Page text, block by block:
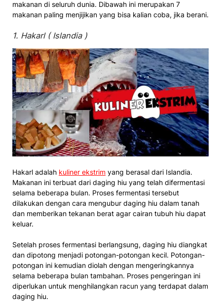
makanan di seluruh dunia. Dibawah ini merupakan 7
makanan paling menjijikan yang bisa kalian coba, jika berani.
1. Hakarl ( Islandia )
Hakarl adalah kuliner ekstrim yang berasal dari Islandia.
Makanan ini terbuat dari daging hiu yang telah difermentasi
selama beberapa bulan. Proses fermentasi tersebut
dilakukan dengan cara mengubur daging hiu dalam tanah
dan memberikan tekanan berat agar cairan tubuh hiu dapat
keluar.
Setelah proses fermentasi berlangsung, daging hiu diangkat
dan dipotong menjadi potongan-potongan kecil. Potongan-
potongan ini kemudian diolah dengan mengeringkannya
selama beberapa bulan tambahan. Proses pengeringan ini
diperlukan untuk menghilangkan racun yang terdapat dalam
daging hiu.